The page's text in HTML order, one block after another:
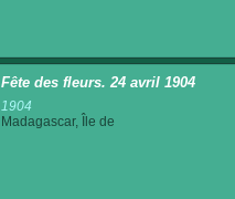
Fête des fleurs. 24 avril 1904
1904
Madagascar, Île de